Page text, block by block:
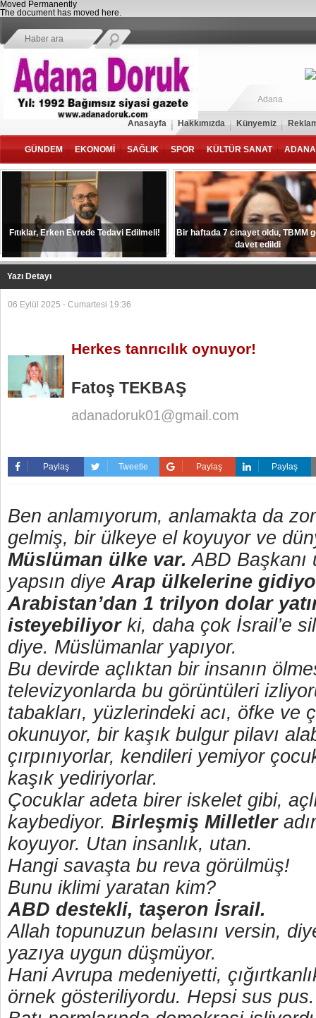
Moved Permanently
The document has moved here.
Adana
Anasayfa Hakkımızda Künyemiz
GÜNDEM EKONOMİ SAĞLIK SPOR KÜLTÜR SANAT ADANA
Fıtıklar, Erken Evrede Tedavi Edilmeli!
Bir haftada 7 cinayet oldu, TBMM
davet edildi
Yazı Detayı
06 Eylül 2025 - Cumartesi 19:36
Herkes tanrıcılık oynuyor!
Fatoş TEKBAŞ
adanadoruk01@gmail.com
Paylaş Tweetle Paylaş Paylaş
Ben anlamıyorum, anlamakta da
gelmiş, bir ülkeye el koyuyor ve
Müslüman ülke var. ABD Başkanı
yapsın diyeArap ülkelerine
Arabistan’dan 1 trilyon dolar
isteyebiliyorki, daha çok İsrail’e
diye. Müslümanlar yapıyor.
Bu devirde açlıktan bir insanın
televizyonlarda bu görüntüleri
tabakları, yüzlerindeki acı, öfke ve
okunuyor, bir kaşık bulgur pilavı
çırpınıyorlar, kendileri yemiyor
kaşık yediriyorlar.
Çocuklar adeta birer iskelet gibi,
kaybediyor. Birleşmiş Milletler
koyuyor. Utan
Hangi savaşta bu reva görülmüş!
Bunu iklimi yaratan kim?
ABD destekli, taşeron İsrail.
Allah topunuzun belasını versin,
yazıya uygun düşmüyor.
Hani Avrupa medeniyetti,
örnek gösteriliyordu. Hepsi sus